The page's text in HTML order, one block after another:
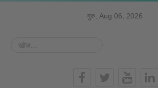
गुरु, Aug 06, 2026
खोज...